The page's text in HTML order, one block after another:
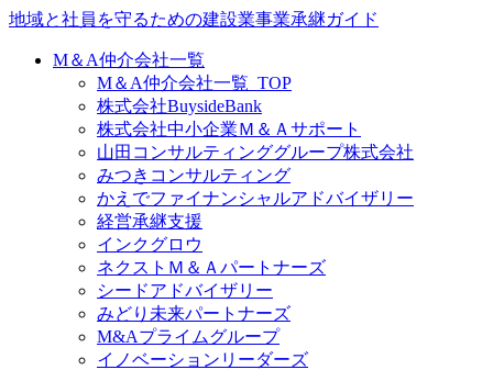
地域と社員を守るための建設業事業承継ガイド
M＆A仲介会社一覧
M＆A仲介会社一覧_TOP
株式会社BuysideBank
株式会社中小企業Ｍ＆Ａサポート
山田コンサルティンググループ株式会社
みつきコンサルティング
かえでファイナンシャルアドバイザリー
経営承継支援
インクグロウ
ネクストＭ＆Ａパートナーズ
シードアドバイザリー
みどり未来パートナーズ
M&Aプライムグループ
イノベーションリーダーズ